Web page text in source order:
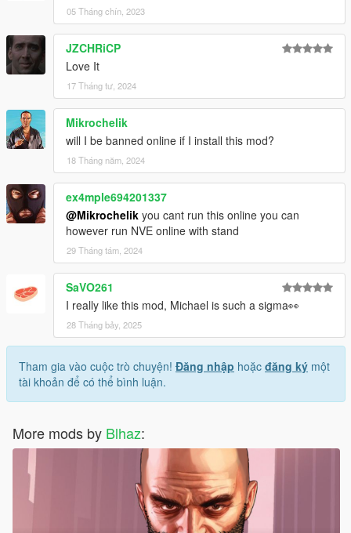
05 Tháng chín, 2023
JZCHRiCP
Love It
17 Tháng tư, 2024
Mikrochelik
will I be banned online if I install this mod?
18 Tháng năm, 2024
ex4mple694201337
@Mikrochelik you cant run this online you can
however run NVE online with stand
29 Tháng tám, 2024
SaVO261
I really like this mod, Michael is such a sigma👀
28 Tháng bảy, 2025
Tham gia vào cuộc trò chuyện! Đăng nhập hoặc đăng ký một
tài khoản để có thể bình luận.
More mods by Blhaz: